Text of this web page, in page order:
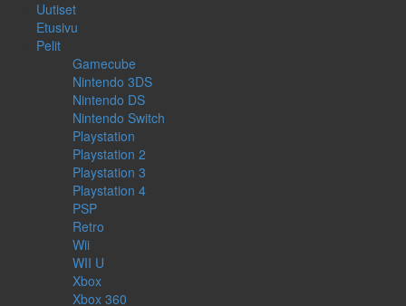
Uutiset
Etusivu
Pelit
Gamecube
Nintendo 3DS
Nintendo DS
Nintendo Switch
Playstation
Playstation 2
Playstation 3
Playstation 4
PSP
Retro
Wii
WII U
Xbox
Xbox 360